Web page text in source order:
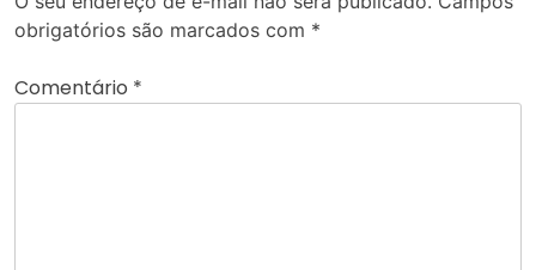
obrigatórios são marcados com *
Comentário *